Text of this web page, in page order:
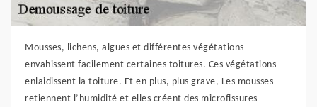
Mousses, lichens, algues et différentes végétations
envahissent facilement certaines toitures. Ces végétations
enlaidissent la toiture. Et en plus, plus grave, Les mousses
retiennent l’humidité et elles créent des microfissures